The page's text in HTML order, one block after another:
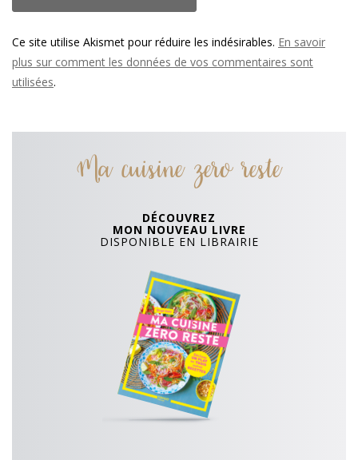
Ce site utilise Akismet pour réduire les indésirables. En savoir
plus sur comment les données de vos commentaires sont
utilisées.
Ma cuisine zero reste
DÉCOUVREZ
MON NOUVEAU LIVRE
DISPONIBLE EN LIBRAIRIE